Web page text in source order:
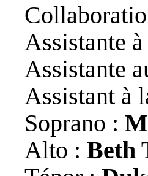
Assistante
Assistante
Assistant à
Soprano :
Alto : Beth